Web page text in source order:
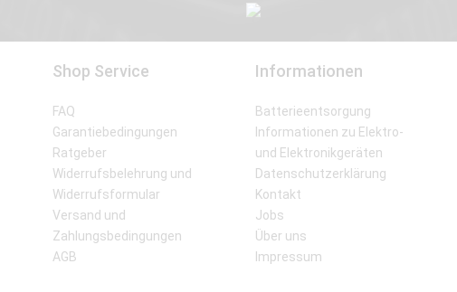
Shop Service
FAQ
Garantiebedingungen
Ratgeber
Widerrufsbelehrung und
Widerrufsformular
Versand und
Zahlungsbedingungen
AGB
Informationen
Batterieentsorgung
Informationen zu Elektro-
und Elektronikgeräten
Datenschutzerklärung
Kontakt
Jobs
Über uns
Impressum